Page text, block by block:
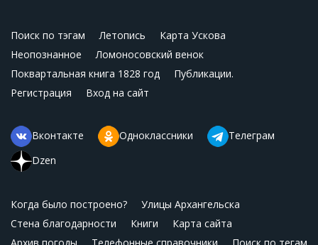
Поиск по тэгам Летопись
Карта Ускова
Неопознанное
Ломоносовский венок
Поквартальная книга 1828 год
Публикации.
Регистрация
Вход на сайт
Вконтакте Одноклассники
Телеграм
Dzen
Когда было построено?
Улицы Архангельска
Стена благодарности
Книги
Карта сайта